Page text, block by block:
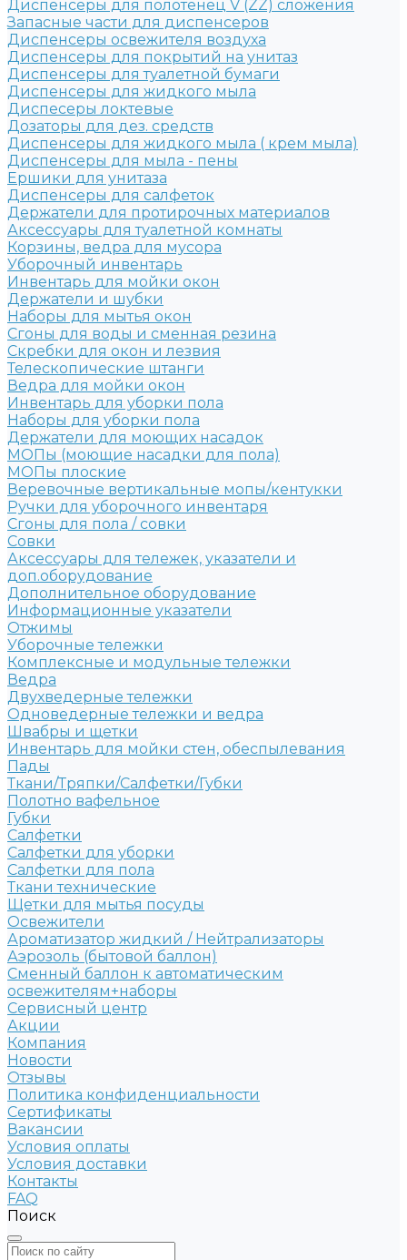
Диспенсеры для полотенец V (ZZ) сложения
Запасные части для диспенсеров
Диспенсеры освежителя воздуха
Диспенсеры для покрытий на унитаз
Диспенсеры для туалетной бумаги
Диспенсеры для жидкого мыла
Диспесеры локтевые
Дозаторы для дез. средств
Диспенсеры для жидкого мыла ( крем мыла)
Диспенсеры для мыла - пены
Ершики для унитаза
Диспенсеры для салфеток
Держатели для протирочных материалов
Аксессуары для туалетной комнаты
Корзины, ведра для мусора
Уборочный инвентарь
Инвентарь для мойки окон
Держатели и шубки
Наборы для мытья окон
Сгоны для воды и сменная резина
Скребки для окон и лезвия
Телескопические штанги
Ведра для мойки окон
Инвентарь для уборки пола
Наборы для уборки пола
Держатели для моющих насадок
МОПы (моющие насадки для пола)
МОПы плоские
Веревочные вертикальные мопы/кентукки
Ручки для уборочного инвентаря
Сгоны для пола / совки
Совки
Аксессуары для тележек, указатели и
доп.оборудование
Дополнительное оборудование
Информационные указатели
Отжимы
Уборочные тележки
Комплексные и модульные тележки
Ведра
Двухведерные тележки
Одноведерные тележки и ведра
Швабры и щетки
Инвентарь для мойки стен, обеспылевания
Пады
Ткани/Тряпки/Салфетки/Губки
Полотно вафельное
Губки
Салфетки
Салфетки для уборки
Салфетки для пола
Ткани технические
Щетки для мытья посуды
Освежители
Ароматизатор жидкий / Нейтрализаторы
Аэрозоль (бытовой баллон)
Сменный баллон к автоматическим
освежителям+наборы
Сервисный центр
Акции
Компания
Новости
Отзывы
Политика конфиденциальности
Сертификаты
Вакансии
Условия оплаты
Условия доставки
Контакты
FAQ
Поиск